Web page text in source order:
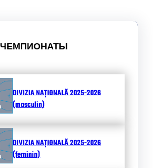
ЧЕМПИОНАТЫ
DIVIZIA NAȚIONALĂ 2025-2026
(masculin)
DIVIZIA NAȚIONALĂ 2025-2026
(feminin)